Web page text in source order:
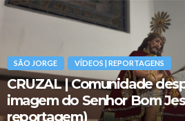
SÃO JORGE VÍDEOS | REPORTAGENS
CRUZAL | Comunidade
imagem do Senhor Bom
reportagem)